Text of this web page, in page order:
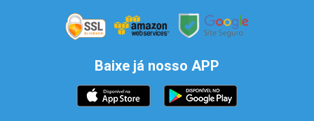
Baixe já nosso APP